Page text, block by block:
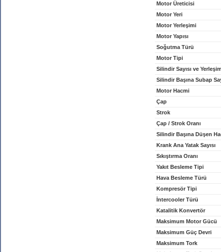
Motor Üreticisi
Motor Yeri
Motor Yerleşimi
Motor Yapısı
Soğutma Türü
Motor Tipi
Silindir Sayısı ve
Silindir Başına Subap
Motor Hacmi
Çap
Strok
Çap / Strok Oranı
Silindir Başına Düşen
Krank Ana Yatak Sayısı
Sıkıştırma Oranı
Yakıt Besleme Tipi
Hava Besleme Türü
Kompresör Tipi
İntercooler Türü
Katalitik Konvertör
Maksimum Motor Gücü
Maksimum Güç Devri
Maksimum Tork